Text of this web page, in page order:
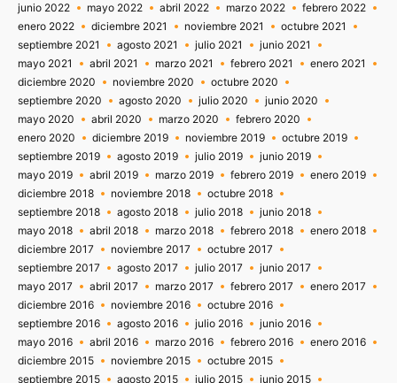
junio 2022
mayo 2022 abril 2022 marzo 2022
febrero 2022
enero 2022
diciembre 2021 noviembre 2021
octubre 2021
septiembre 2021
agosto 2021 julio 2021
junio 2021
mayo 2021
abril 2021 marzo 2021 febrero 2021
enero 2021
diciembre 2020
noviembre 2020
octubre 2020
septiembre 2020
agosto 2020 julio 2020
junio 2020
mayo 2020
abril 2020 marzo 2020
febrero 2020
enero 2020
diciembre 2019 noviembre 2019
octubre 2019
septiembre 2019
agosto 2019 julio 2019
junio 2019
mayo 2019
abril 2019 marzo 2019 febrero 2019
enero 2019
diciembre 2018
noviembre 2018
octubre 2018
septiembre 2018
agosto 2018 julio 2018
junio 2018
mayo 2018
abril 2018 marzo 2018 febrero 2018
enero 2018
diciembre 2017
noviembre 2017
octubre 2017
septiembre 2017
agosto 2017 julio 2017
junio 2017
mayo 2017
abril 2017 marzo 2017 febrero 2017
enero 2017
diciembre 2016
noviembre 2016
octubre 2016
septiembre 2016
agosto 2016 julio 2016
junio 2016
mayo 2016
abril 2016 marzo 2016 febrero 2016
enero 2016
diciembre 2015
noviembre 2015
octubre 2015
septiembre 2015
agosto 2015 julio 2015 junio 2015